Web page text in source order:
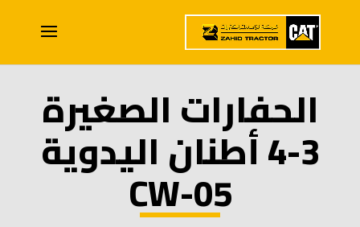
الحفارات الصغيرة
3-4 أطنان اليدوية
CW-05